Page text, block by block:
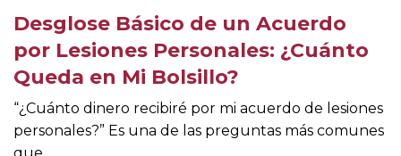
Desglose Básico de un Acuerdo
por Lesiones Personales: ¿Cuánto
Queda en Mi Bolsillo?
“¿Cuánto dinero recibiré por mi acuerdo de lesiones
personales?” Es una de las preguntas más comunes